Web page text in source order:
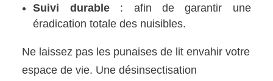
Suivi durable: afin de garantir une
éradication totale des nuisibles.
Ne laissez pas les punaises de lit envahir votre
espace de vie. Une désinsectisation